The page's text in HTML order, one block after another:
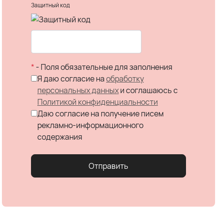
Защитный код
* - Поля обязательные для заполнения
Я даю согласие наобработку
персональных данныхи соглашаюсь c
Политикой конфиденциальности
Даю согласие на получение писем
рекламно-информационного
содержания
Отправить